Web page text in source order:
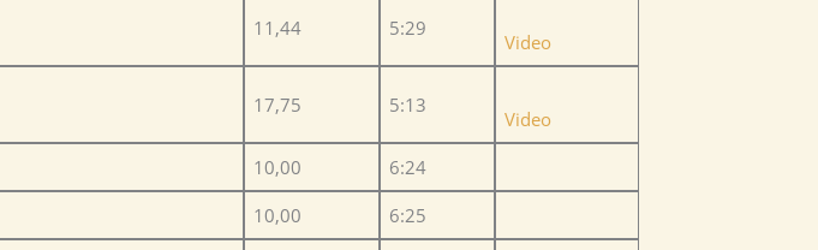
11,44 5:29
Video
17,75 5:13
Video
10,00
6:24
10,00
6:25